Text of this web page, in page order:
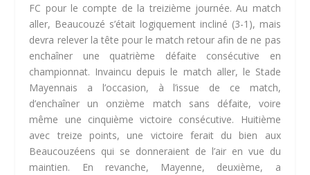
FC pour le compte de la treizième journée. Au match
aller, Beaucouzé s’était logiquement incliné (3-1), mais
devra relever la tête pour le match retour afin de ne pas
enchaîner une quatrième défaite consécutive en
championnat. Invaincu depuis le match aller, le Stade
Mayennais a l’occasion, à l’issue de ce match,
d’enchaîner un onzième match sans défaite, voire
même une cinquième victoire consécutive. Huitième
avec treize points, une victoire ferait du bien aux
Beaucouzéens qui se donneraient de l’air en vue du
maintien. En revanche, Mayenne, deuxième, a